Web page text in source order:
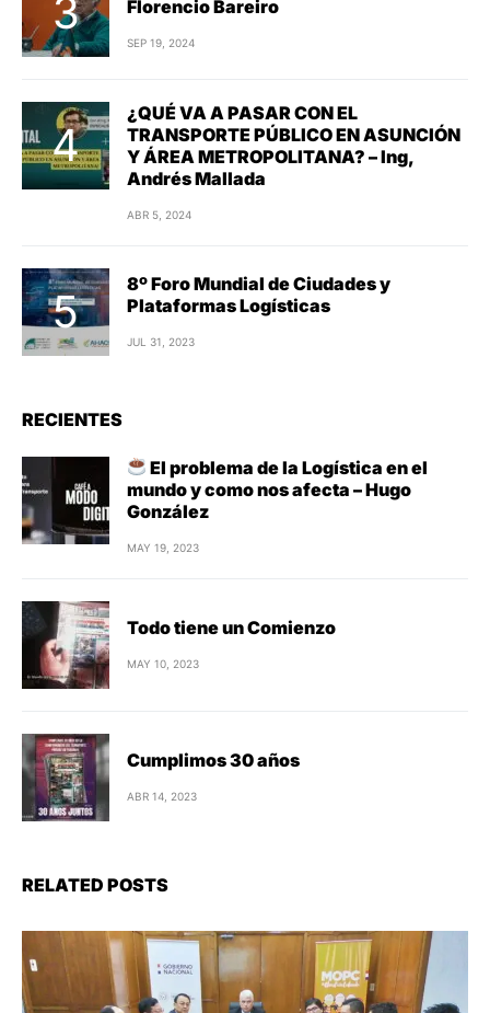
Florencio Bareiro
SEP 19, 2024
¿QUÉ VA A PASAR CON EL
TRANSPORTE PÚBLICO EN ASUNCIÓN
Y ÁREA METROPOLITANA? – Ing,
Andrés Mallada
ABR 5, 2024
8º Foro Mundial de Ciudades y
Plataformas Logísticas
JUL 31, 2023
RECIENTES
El problema de la Logística en el
mundo y como nos afecta – Hugo
González
MAY 19, 2023
Todo tiene un Comienzo
MAY 10, 2023
Cumplimos 30 años
ABR 14, 2023
RELATED POSTS